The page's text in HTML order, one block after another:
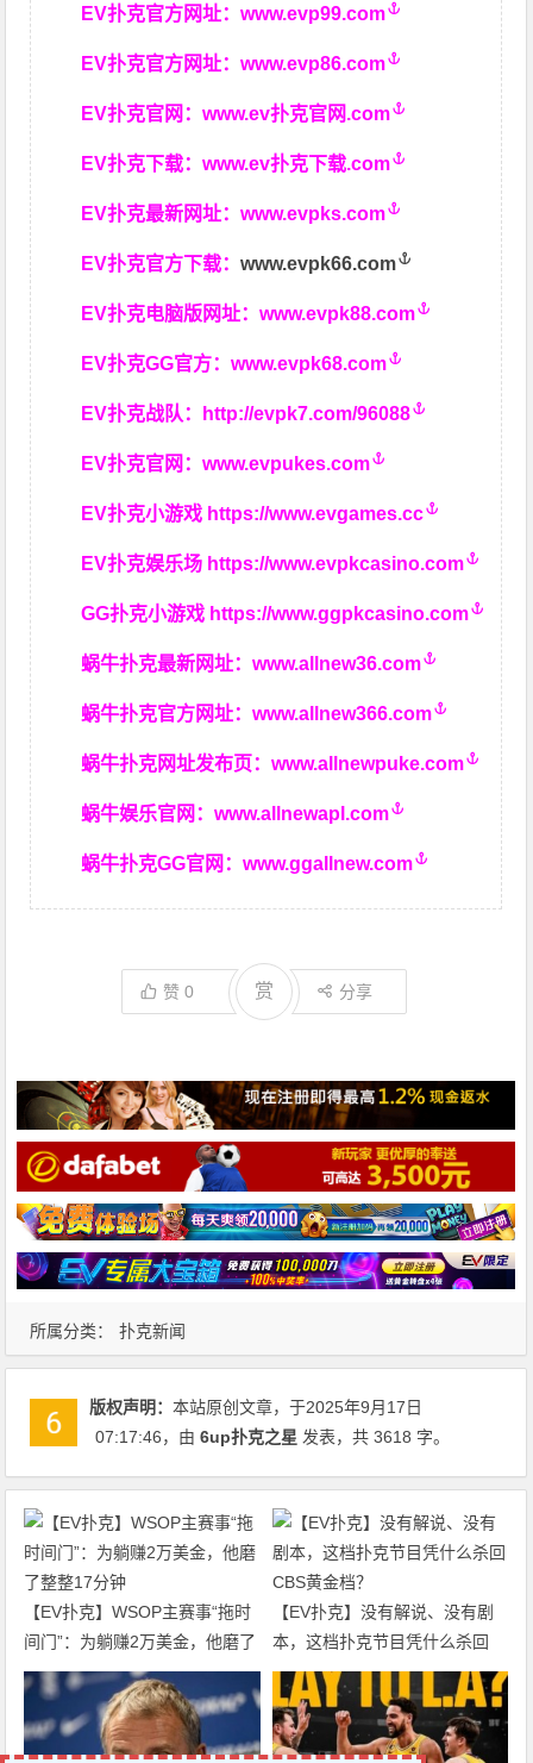
所属分类： 扑克新闻
EV扑克官方网址：www.evp99.com
EV扑克官方网址：www.evp86.com
EV扑克官网：www.ev扑克官网.com
EV扑克下载：www.ev扑克下载.com
EV扑克最新网址：www.evpks.com
EV扑克官方下载：www.evpk66.com
EV扑克电脑版网址：www.evpk88.com
EV扑克GG官方：www.evpk68.com
EV扑克战队： http://evpk7.com/96088
EV扑克官网：www.evpukes.com
EV扑克小游戏 https://www.evgames.cc
EV扑克娱乐场 https://www.evpkcasino.com
GG扑克小游戏 https://www.ggpkcasino.com
蜗牛扑克最新网址：www.allnew36.com
蜗牛扑克官方网址：www.allnew366.com
蜗牛扑克网址发布页：www.allnewpuke.com
蜗牛娱乐官网：www.allnewapl.com
蜗牛扑克GG官网：www.ggallnew.com
赞0 赏 分享
版权声明：本站原创文章，于2025年9月17日
07:17:46，由6up扑克之星 发表，共 3618 字。
【EV扑克】WSOP主赛事“拖时
间门”：为躺赚2万美金，他磨了
整整17分钟
【EV扑克】没有解说、没有剧
本，这档扑克节目凭什么杀回
CBS黄金档？